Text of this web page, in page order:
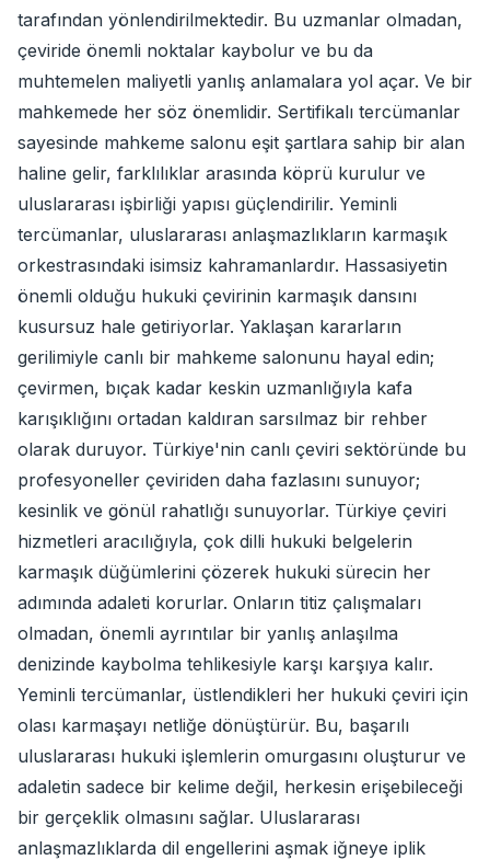
tarafından yönlendirilmektedir. Bu uzmanlar olmadan,
çeviride önemli noktalar kaybolur ve bu da
muhtemelen maliyetli yanlış anlamalara yol açar. Ve bir
mahkemede her söz önemlidir. Sertifikalı tercümanlar
sayesinde mahkeme salonu eşit şartlara sahip bir alan
haline gelir, farklılıklar arasında köprü kurulur ve
uluslararası işbirliği yapısı güçlendirilir. Yeminli
tercümanlar, uluslararası anlaşmazlıkların karmaşık
orkestrasındaki isimsiz kahramanlardır. Hassasiyetin
önemli olduğu hukuki çevirinin karmaşık dansını
kusursuz hale getiriyorlar. Yaklaşan kararların
gerilimiyle canlı bir mahkeme salonunu hayal edin;
çevirmen, bıçak kadar keskin uzmanlığıyla kafa
karışıklığını ortadan kaldıran sarsılmaz bir rehber
olarak duruyor. Türkiye'nin canlı çeviri sektöründe bu
profesyoneller çeviriden daha fazlasını sunuyor;
kesinlik ve gönül rahatlığı sunuyorlar. Türkiye çeviri
hizmetleri aracılığıyla, çok dilli hukuki belgelerin
karmaşık düğümlerini çözerek hukuki sürecin her
adımında adaleti korurlar. Onların titiz çalışmaları
olmadan, önemli ayrıntılar bir yanlış anlaşılma
denizinde kaybolma tehlikesiyle karşı karşıya kalır.
Yeminli tercümanlar, üstlendikleri her hukuki çeviri için
olası karmaşayı netliğe dönüştürür. Bu, başarılı
uluslararası hukuki işlemlerin omurgasını oluşturur ve
adaletin sadece bir kelime değil, herkesin erişebileceği
bir gerçeklik olmasını sağlar. Uluslararası
anlaşmazlıklarda dil engellerini aşmak iğneye iplik